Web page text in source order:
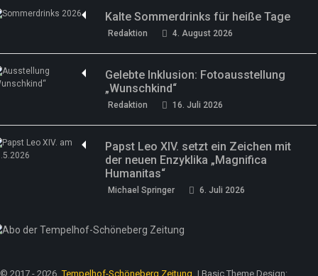
Kalte Sommerdrinks für heiße Tage
Redaktion 4. August 2026
Gelebte Inklusion: Fotoausstellung
„Wunschkind“
Redaktion 16. Juli 2026
Papst Leo XIV. setzt ein Zeichen mit
der neuen Enzyklika „Magnifica
Humanitas“
Michael Springer 6. Juli 2026
© 2017 - 2026 Tempelhof-Schöneberg Zeitung | Basic Theme Design: